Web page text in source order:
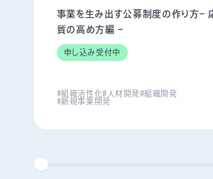
事業を生み出す公募制度の作り方~
質の高め方編 ~
申し込み受付中
#組織活性化#人材開発#組織開発
#新規事業開発